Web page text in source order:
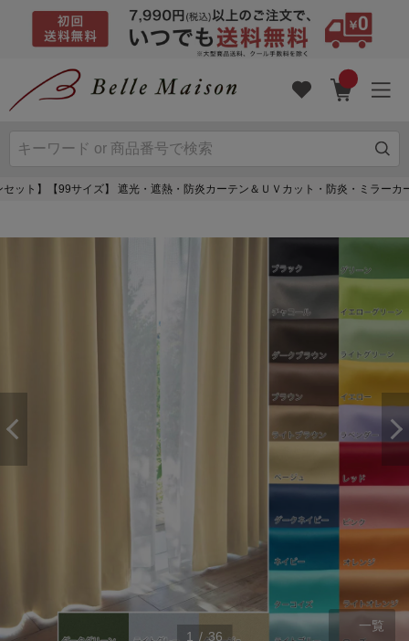
セット】【99サイズ】 遮光・遮熱・防炎カーテン＆ＵＶカット・防炎・ミラー
1 / 36
一覧